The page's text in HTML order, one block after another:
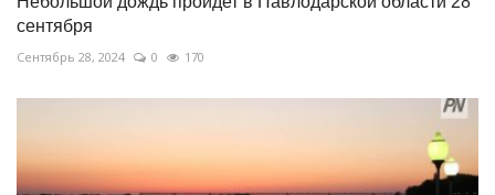
сентября
Сентябрь 28, 2024 0 170